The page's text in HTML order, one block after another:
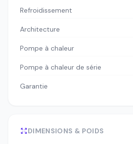
Refroidissement
Architecture
Pompe à chaleur
Pompe à chaleur de série
Garantie
DIMENSIONS & POIDS